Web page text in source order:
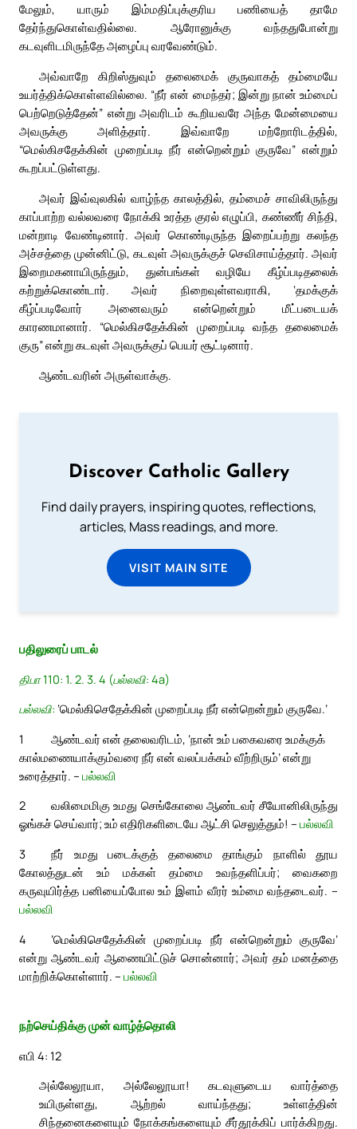
மேலும், யாரும் இம்மதிப்புக்குரிய பணியைத் தாமே
தேர்ந்துகொள்வதில்லை. ஆரோனுக்கு வந்ததுபோன்று
கடவுளிடமிருந்தே அழைப்பு வரவேண்டும்.
அவ்வாறே கிறிஸ்துவும் தலைமைக் குருவாகத் தம்மையே
உயர்த்திக்கொள்ளவில்லை. “நீர் என் மைந்தர்; இன்று நான் உம்மைப்
பெற்றெடுத்தேன்” என்று அவரிடம் கூறியவரே அந்த மேன்மையை
அவருக்கு அளித்தார். இவ்வாறே மற்றோரிடத்தில்,
“மெல்கிசதேக்கின் முறைப்படி நீர் என்றென்றும் குருவே” என்றும்
கூறப்பட்டுள்ளது.
அவர் இவ்வுலகில் வாழ்ந்த காலத்தில், தம்மைச் சாவிலிருந்து
காப்பாற்ற வல்லவரை நோக்கி உரத்த குரல் எழுப்பி, கண்ணீர் சிந்தி,
மன்றாடி வேண்டினார். அவர் கொண்டிருந்த இறைப்பற்று கலந்த
அச்சத்தை முன்னிட்டு, கடவுள் அவருக்குச் செவிசாய்த்தார். அவர்
இறைமகனாயிருந்தும், துன்பங்கள் வழியே கீழ்ப்படிதலைக்
கற்றுக்கொண்டார். அவர் நிறைவுள்ளவராகி, ‘தமக்குக்
கீழ்ப்படிவோர் அனைவரும் என்றென்றும் மீட்படையக்
காரணமானார். “மெல்கிசதேக்கின் முறைப்படி வந்த தலைமைக்
குரு” என்று கடவுள் அவருக்குப் பெயர் சூட்டினார்.
ஆண்டவரின் அருள்வாக்கு.
Discover Catholic Gallery
Find daily prayers, inspiring quotes, reflections,
articles, Mass readings, and more.
VISIT MAIN SITE
பதிலுரைப் பாடல்
திபா 110: 1. 2. 3. 4 (பல்லவி: 4a)
பல்லவி: ‘மெல்கிசெதேக்கின் முறைப்படி நீர் என்றென்றும் குருவே.’
1
ஆண்டவர் என் தலைவரிடம், ‘நான் உம் பகைவரை உமக்குக்
கால்மணையாக்கும்வரை நீர் என் வலப்பக்கம் வீற்றிரும்’ என்று
உரைத்தார். – பல்லவி
2
வலிமைமிகு உமது செங்கோலை ஆண்டவர் சீயோனிலிருந்து
ஓங்கச் செய்வார்; உம் எதிரிகளிடையே ஆட்சி செலுத்தும்! – பல்லவி
3
நீர் உமது படைக்குத் தலைமை தாங்கும் நாளில் தூய
கோலத்துடன் உம் மக்கள் தம்மை உவந்தளிப்பர்; வைகறை
கருவுயிர்த்த பனியைப்போல உம் இளம் வீரர் உம்மை வந்தடைவர். –
பல்லவி
4
‘மெல்கிசெதேக்கின் முறைப்படி நீர் என்றென்றும் குருவே’
என்று ஆண்டவர் ஆணையிட்டுச் சொன்னார்; அவர் தம் மனத்தை
மாற்றிக்கொள்ளார். – பல்லவி
நற்செய்திக்கு முன் வாழ்த்தொலி
எபி 4: 12
அல்லேலூயா, அல்லேலூயா! கடவுளுடைய வார்த்தை
உயிருள்ளது, ஆற்றல் வாய்ந்தது; உள்ளத்தின்
சிந்தனைகளையும் நோக்கங்களையும் சீர்தூக்கிப் பார்க்கிறது.